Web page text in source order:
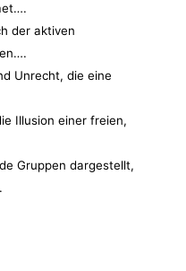
der aktiven
Unrecht, die eine
Illusion einer freien,
Gruppen dargestellt,